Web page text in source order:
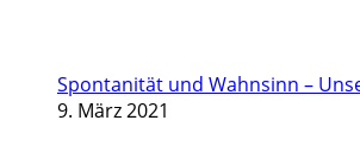
Spontanität und Wahnsinn –
9. März 2021